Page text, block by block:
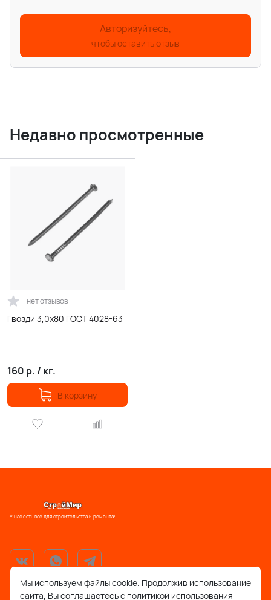
Авторизуйтесь,
чтобы оставить отзыв
Недавно просмотренные
нет отзывов
Гвозди 3,0х80 ГОСТ 4028-63
160 р. / кг.
В корзину
У нас есть все для строительства и ремонта!
Мы используем файлы cookie. Продолжив использование
сайта, Вы соглашаетесь с политикой использования